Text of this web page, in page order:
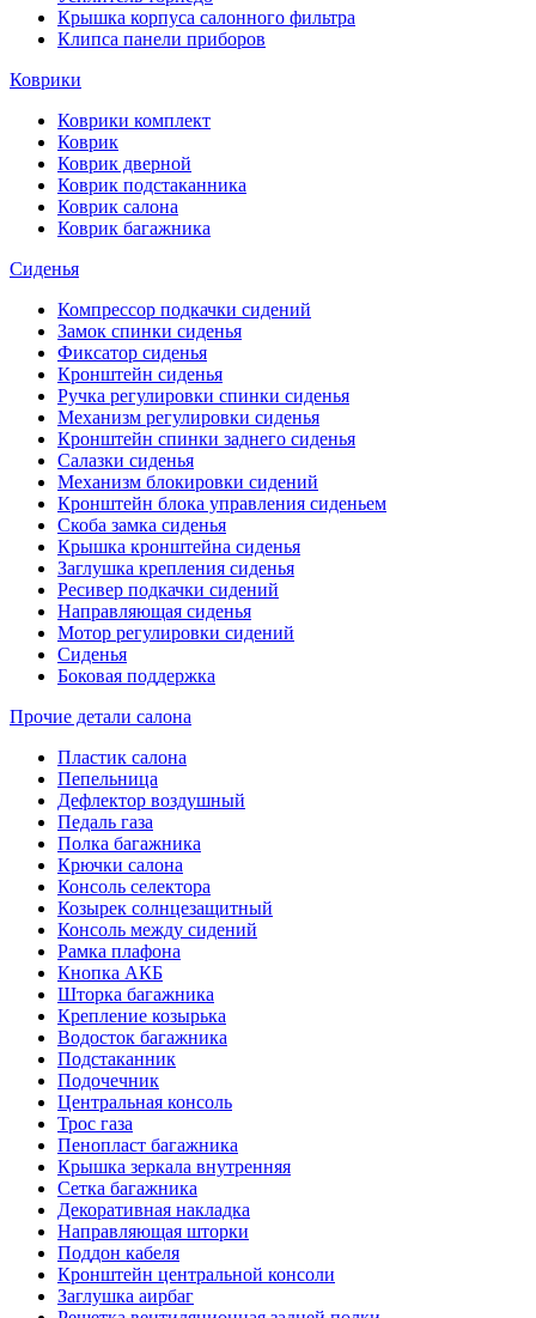
Крышка корпуса салонного фильтра
Клипса панели приборов
Коврики
Коврики комплект
Коврик
Коврик дверной
Коврик подстаканника
Коврик салона
Коврик багажника
Сиденья
Компрессор подкачки сидений
Замок спинки сиденья
Фиксатор сиденья
Кронштейн сиденья
Ручка регулировки спинки сиденья
Механизм регулировки сиденья
Кронштейн спинки заднего сиденья
Салазки сиденья
Механизм блокировки сидений
Кронштейн блока управления сиденьем
Скоба замка сиденья
Крышка кронштейна сиденья
Заглушка крепления сиденья
Ресивер подкачки сидений
Направляющая сиденья
Мотор регулировки сидений
Сиденья
Боковая поддержка
Прочие детали салона
Пластик салона
Пепельница
Дефлектор воздушный
Педаль газа
Полка багажника
Крючки салона
Консоль селектора
Козырек солнцезащитный
Консоль между сидений
Рамка плафона
Кнопка АКБ
Шторка багажника
Крепление козырька
Водосток багажника
Подстаканник
Подочечник
Центральная консоль
Трос газа
Пенопласт багажника
Крышка зеркала внутренняя
Сетка багажника
Декоративная накладка
Направляющая шторки
Поддон кабеля
Кронштейн центральной консоли
Заглушка аирбаг